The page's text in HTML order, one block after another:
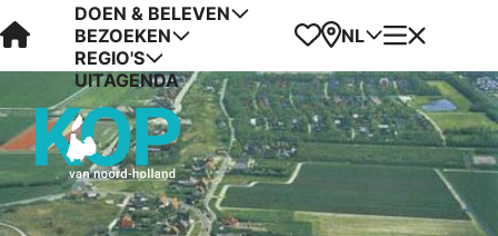
Visit Kop van Holland
DOEN & BELEVEN
BEZOEKEN
REGIO'S
UITAGENDA
Favorieten
Kaart
NL Menu